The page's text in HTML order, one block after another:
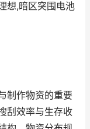
想,暗区突围电池
制作物资的重要
刮效率与生存收